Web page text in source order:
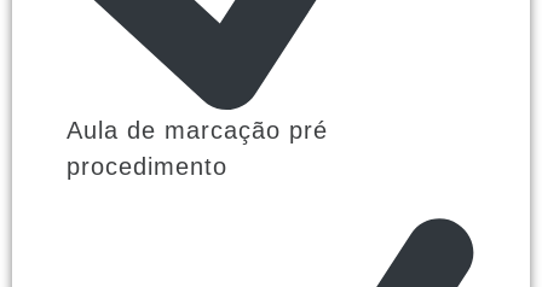
Aula de marcação pré
procedimento